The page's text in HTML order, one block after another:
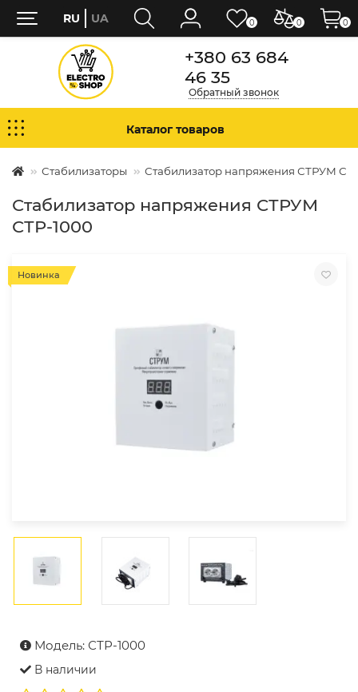
+380 63 684
46 35
Обратный звонок
Каталог товаров
Стабилизаторы Стабилизатор напряжения СТРУМ
Стабилизатор напряжения СТРУМ
СТР-1000
Новинка
Модель: СТР-1000
В наличии
0 0
RU UA 0